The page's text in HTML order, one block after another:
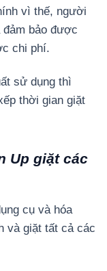
vì thế, người
đảm bảo được
chi phí.
sử dụng thì
thời gian giặt
Up giặt các
cụ và hóa
và giặt tất cả các